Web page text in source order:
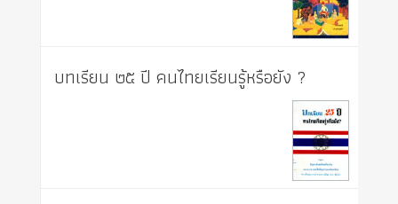
บทเรียน ๒๕ ปี คนไทยเรียนรู้หรือยัง ?